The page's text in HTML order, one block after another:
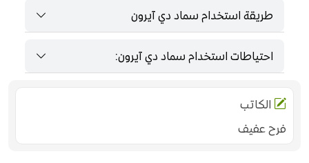
طريقة استخدام سماد دي آيرون
احتياطات استخدام سماد دي آيرون:
الكاتب
فرح عفيف